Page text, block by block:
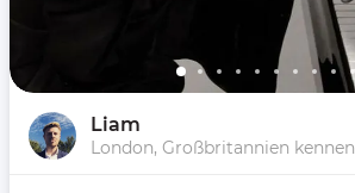
Liam
London, Großbritannien kennen